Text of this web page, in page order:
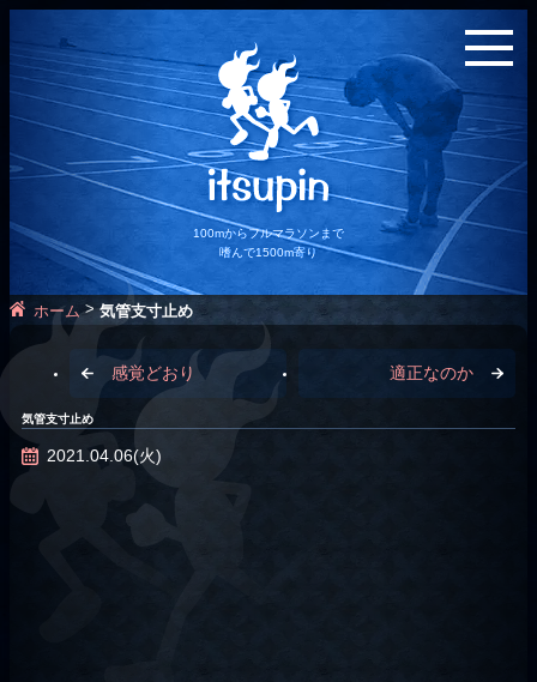
100mからフルマラソンまで
嗜んで1500m寄り
ホーム>気管支寸止め
感覚どおり 適正なのか
気管支寸止め
2021.04.06(火)